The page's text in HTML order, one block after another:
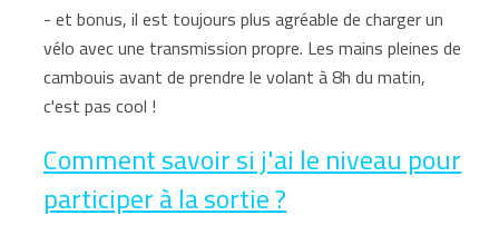
- et bonus, il est toujours plus agréable de charger un
vélo avec une transmission propre. Les mains pleines de
cambouis avant de prendre le volant à 8h du matin,
c'est pas cool !
Comment savoir si j'ai le niveau pour
participer à la sortie ?